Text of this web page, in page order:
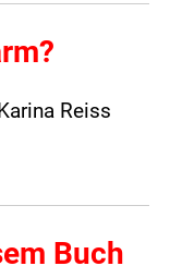
Reiss
Buch